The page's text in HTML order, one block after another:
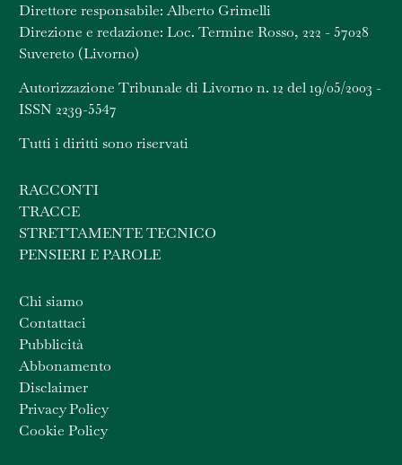
Direttore responsabile: Alberto Grimelli
Direzione e redazione: Loc. Termine Rosso, 222 - 57028
Suvereto (Livorno)
Autorizzazione Tribunale di Livorno n. 12 del 19/05/2003 -
ISSN 2239-5547
Tutti i diritti sono riservati
RACCONTI
TRACCE
STRETTAMENTE TECNICO
PENSIERI E PAROLE
Chi siamo
Contattaci
Pubblicità
Abbonamento
Disclaimer
Privacy Policy
Cookie Policy